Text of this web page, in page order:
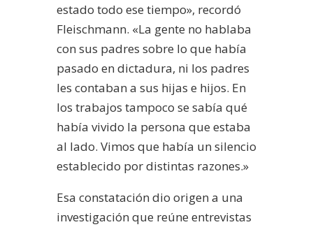
estado todo ese tiempo», recordó
Fleischmann. «La gente no hablaba
con sus padres sobre lo que había
pasado en dictadura, ni los padres
les contaban a sus hijas e hijos. En
los trabajos tampoco se sabía qué
había vivido la persona que estaba
al lado. Vimos que había un silencio
establecido por distintas razones.»
Esa constatación dio origen a una
investigación que reúne entrevistas